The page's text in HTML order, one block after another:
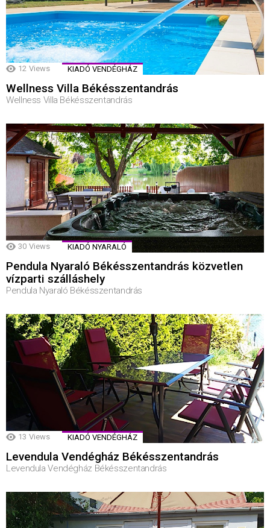
12 Views KIADÓ VENDÉGHÁZ
Wellness Villa Békésszentandrás
Wellness Villa Békésszentandrás
30 Views KIADÓ NYARALÓ
Pendula Nyaraló Békésszentandrás közvetlen
vízparti szálláshely
Pendula Nyaraló Békésszentandrás
13 Views KIADÓ VENDÉGHÁZ
Levendula Vendégház Békésszentandrás
Levendula Vendégház Békésszentandrás